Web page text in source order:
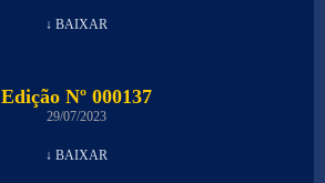
↓ BAIXAR
Edição Nº 000137
29/07/2023
↓ BAIXAR